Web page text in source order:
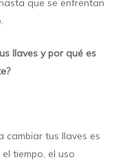
que se enfrentan
llaves y por qué es
cambiar tus llaves es
tiempo, el uso